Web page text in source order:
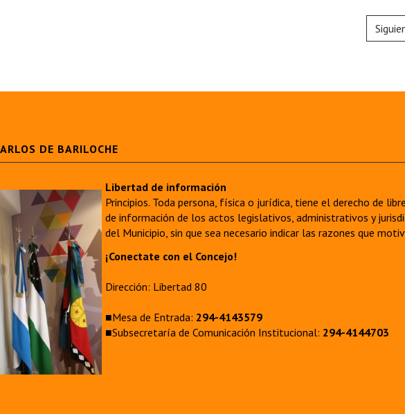
DE BARILOCHE
Libertad de información
Principios. Toda persona, física o jurídica, tiene el derecho de
de información de los actos legislativos, administrativos y
del Municipio, sin que sea necesario indicar las razones que
¡Conectate con el Concejo!
Dirección: Libertad 80
■Mesa de Entrada: 294-4143579
■Subsecretaría de Comunicación Institucional: 294-4144703